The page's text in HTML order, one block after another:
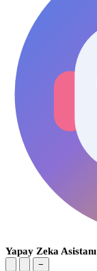
Yapay Zeka Asistanı
−